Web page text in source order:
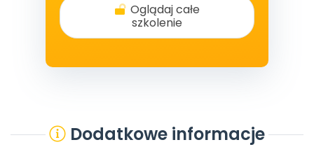
Oglądaj całe
szkolenie
Dodatkowe informacje